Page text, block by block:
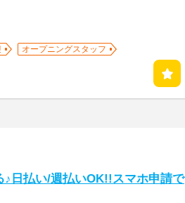
オープニングスタッフ
♪日払い/週払いOK!!スマホ申請で